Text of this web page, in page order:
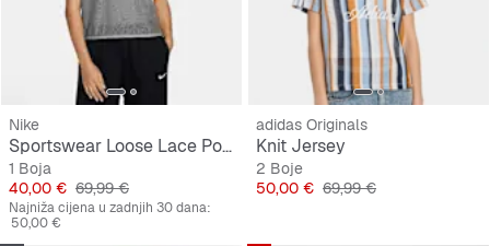
Nike
Sportswear Loose Lace Polo Jersey Top
1 Boja
Cijena
40,00 € Originalna cijena
69,99 €
Najniža cijena u zadnjih 30 dana:
50,00 €
adidas Originals
Knit Jersey
2 Boje
Cijena
50,00 € Originalna cijena
69,99 €